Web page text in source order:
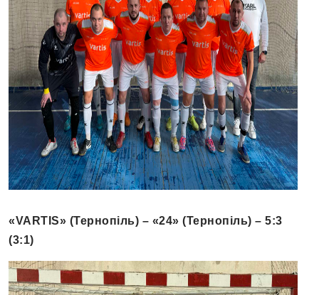
«VARTIS» (Тернопіль) – «24» (Тернопіль) – 5:3
(3:1)